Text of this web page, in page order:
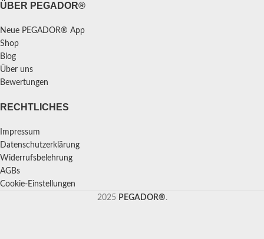
ÜBER PEGADOR®
Neue PEGADOR® App
Shop
Blog
Über uns
Bewertungen
RECHTLICHES
Impressum
Datenschutzerklärung
Widerrufsbelehrung
AGBs
Cookie-Einstellungen
2025 PEGADOR®.